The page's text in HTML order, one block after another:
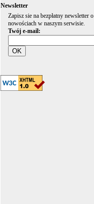
Newsletter
Zapisz sie na bezpłatny newsletter o
nowościach w naszym serwisie.
Twój e-mail: